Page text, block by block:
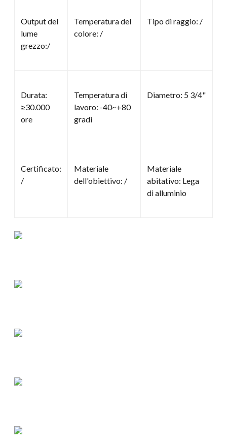
Output del
lume
grezzo:/
Temperatura del
colore: /
Tipo di raggio: /
Durata:
≥30.000
ore
Temperatura di
lavoro: -40~+80
gradi
Diametro: 5 3/4"
Certificato:
/
Materiale
dell'obiettivo: /
Materiale
abitativo: Lega
di alluminio